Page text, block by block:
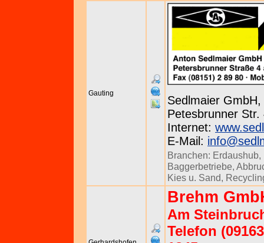
Gauting
Sedlmaier
Petesbrunner Str.
Internet:
E-Mail:
Branchen: Erdaushub,
Baggerbetriebe,
Kies u. Sand,
Brehm
Am
Telefon